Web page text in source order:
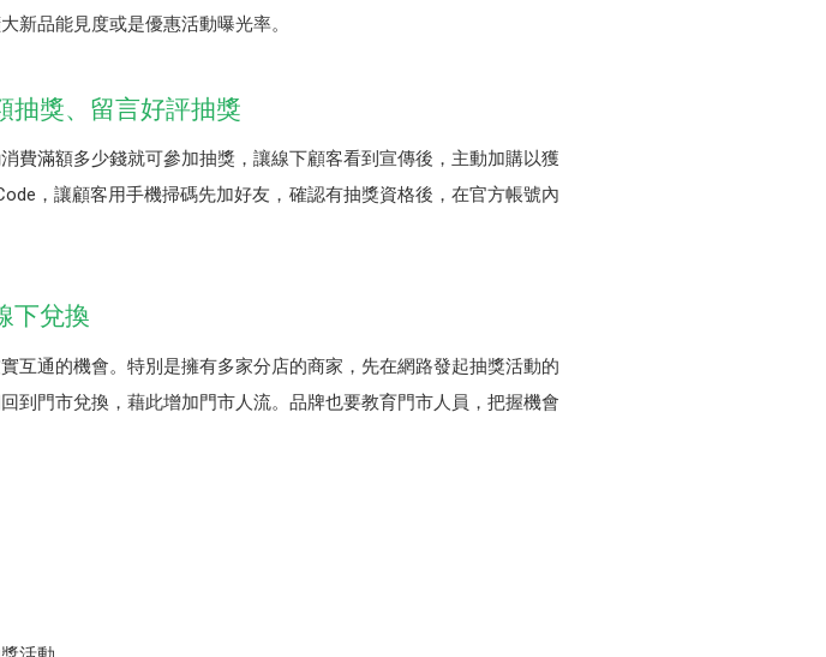
新品能見度或是優惠活動曝光率。
抽獎、留言好評抽獎
費滿額多少錢就可參加抽獎，讓線下顧客看到宣傳後，主動加購以獲
，讓顧客用手機掃碼先加好友，確認有抽獎資格後，在官方帳號內
下兌換
互通的機會。特別是擁有多家分店的商家，先在網路發起抽獎活動的
到門市兌換，藉此增加門市人流。品牌也要教育門市人員，把握機會